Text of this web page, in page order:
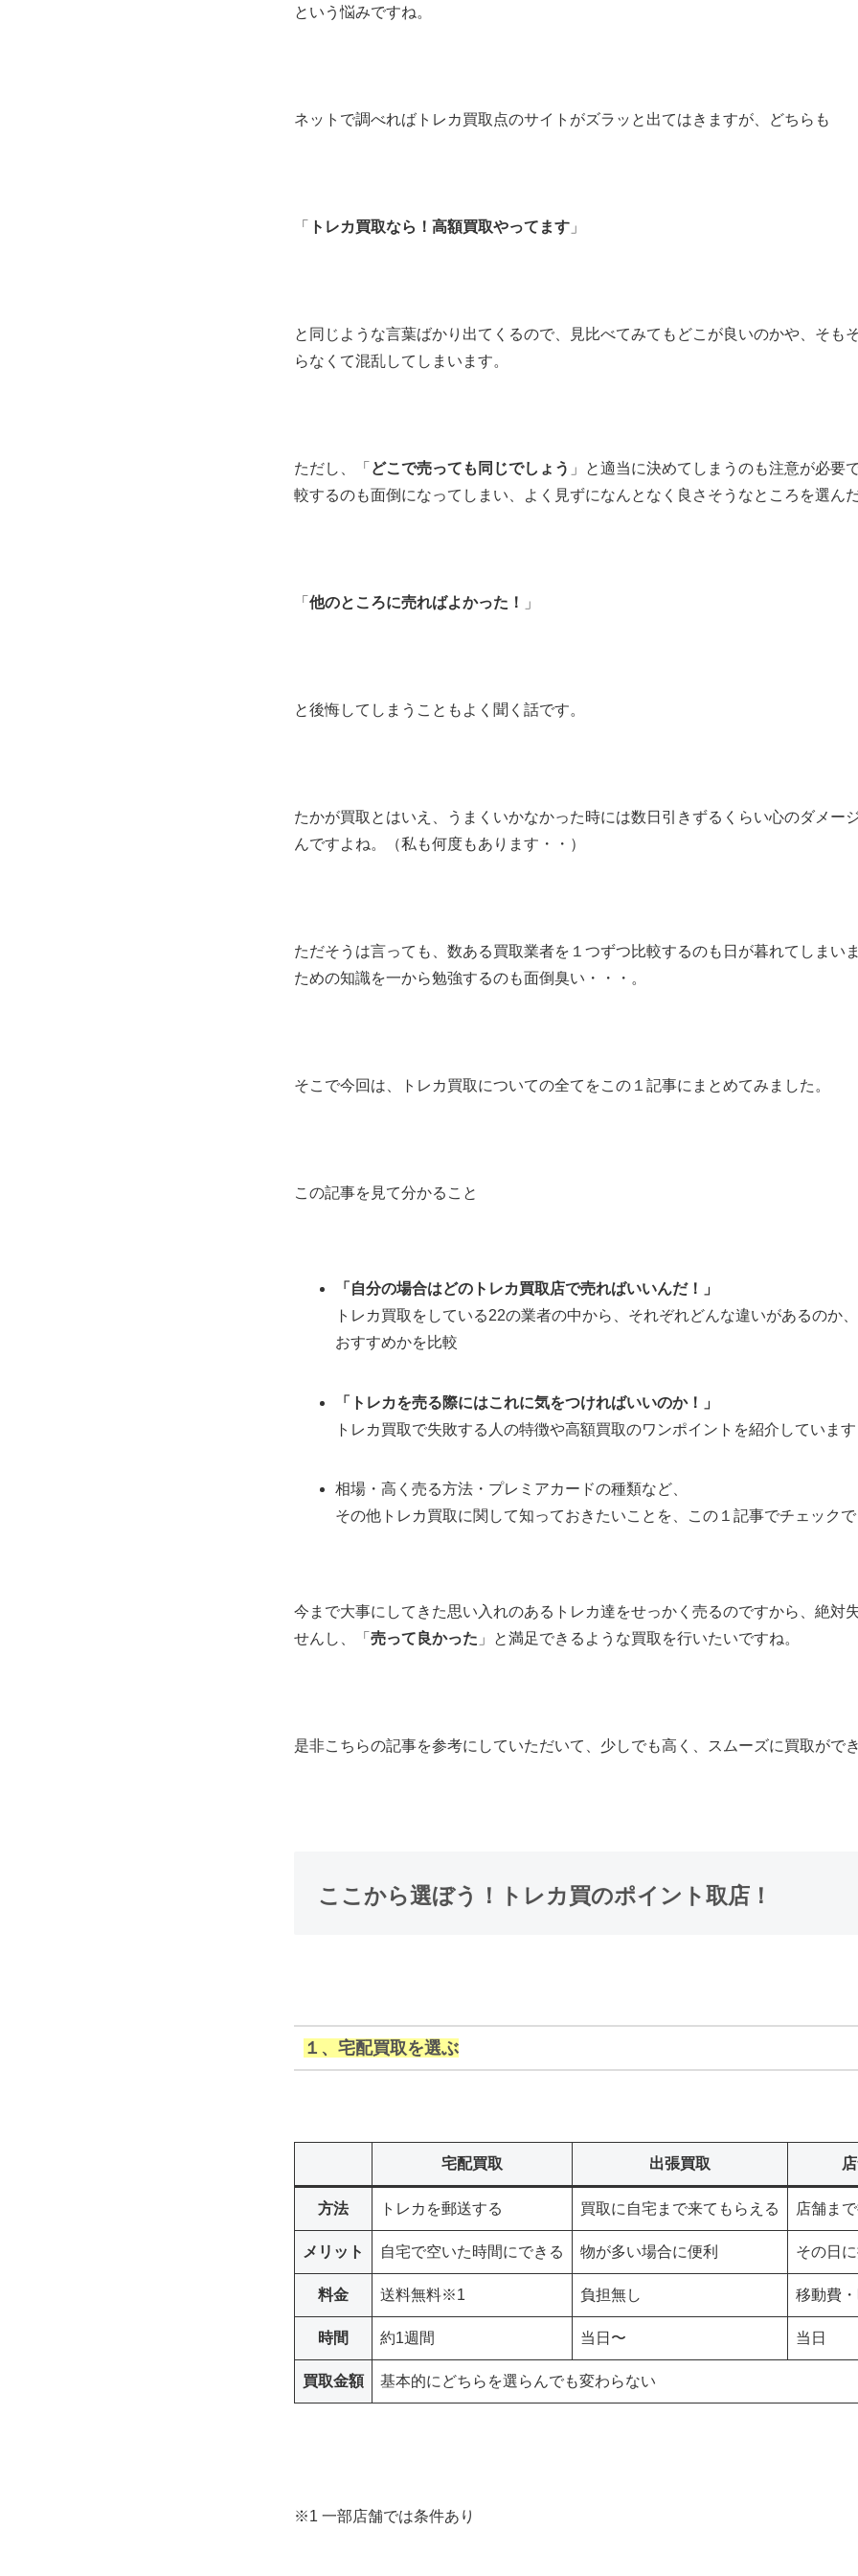
という悩みですね。
ネットで調べればトレカ買取点のサイトがズラッと出てはきますが、どちらも
「 トレカ買取なら！高額買取やってます 」
と同じような言葉ばかり出てくるので、見比べてみてもどこが良いのかや、そも
らなくて混乱してしまいます。
ただし、「 どこで売っても同じでしょう 」と適当に決めてしまうのも注意が必要
較するのも面倒になってしまい、よく見ずになんとなく良さそうなところを選ん
「 他のところに売ればよかった！ 」
と後悔してしまうこともよく聞く話です。
たかが買取とはいえ、うまくいかなかった時には数日引きずるくらい心のダメー
んですよね。（私も何度もあります・・）
ただそうは言っても、数ある買取業者を１つずつ比較するのも日が暮れてしまい
ための知識を一から勉強するのも面倒臭い・・・。
そこで今回は、トレカ買取についての全てをこの１記事にまとめてみました。
この記事を見て分かること
「自分の場合はどのトレカ買取店で売ればいいんだ！」
トレカ買取をしている22の業者の中から、それぞれどんな違いがあるのか
おすすめかを比較
「トレカを売る際にはこれに気をつければいいのか！」
トレカ買取で失敗する人の特徴や高額買取のワンポイントを紹介しています
相場・高く売る方法・プレミアカードの種類など、
その他トレカ買取に関して知っておきたいことを、この１記事でチェック
今まで大事にしてきた思い入れのあるトレカ達をせっかく売るのですから、絶対
せんし、「 売って良かった 」と満足できるような買取を行いたいですね。
是非こちらの記事を参考にしていただいて、少しでも高く、スムーズに買取がで
ここから選ぼう！トレカ買のポイント取店！
１、宅配買取を選ぶ
宅配買取 出張買取
方法 トレカを郵送する 買取に自宅まで来てもらえる 店舗ま
メリット 自宅で空いた時間にできる 物が多い場合に便利 その日
料金 送料無料※1 負担無し 移動費
時間 約1週間 当日〜 当日
買取金額 基本的にどちらを選らんでも変わらない
※1 一部店舗では条件あり